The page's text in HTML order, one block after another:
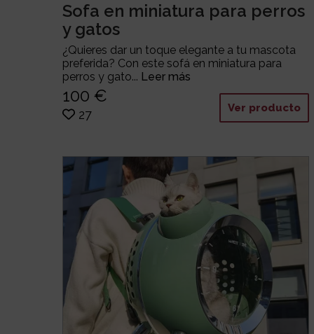
Sofa en miniatura para perros
y gatos
¿Quieres dar un toque elegante a tu mascota
preferida? Con este sofá en miniatura para
perros y gato... Leer más
100 €
27 Ver producto